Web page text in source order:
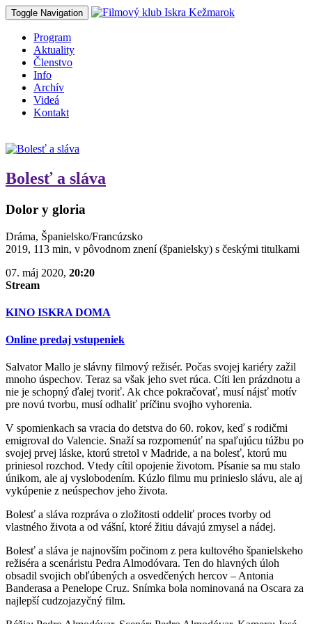
Toggle Navigation
Program
Aktuality
Členstvo
Info
Archív
Videá
Kontakt
Bolesť a sláva
Dolor y gloria
Dráma, Španielsko/Francúzsko
2019, 113 min, v pôvodnom znení (španielsky) s českými titulkami
07. máj 2020, 20:20
Stream
KINO ISKRA DOMA
Online predaj vstupeniek
Salvator Mallo je slávny filmový režisér. Počas svojej kariéry zažil
mnoho úspechov. Teraz sa však jeho svet rúca. Cíti len prázdnotu a
nie je schopný ďalej tvoriť. Ak chce pokračovať, musí nájsť motív
pre novú tvorbu, musí odhaliť príčinu svojho vyhorenia.
V spomienkach sa vracia do detstva do 60. rokov, keď s rodičmi
emigroval do Valencie. Snaží sa rozpomenúť na spaľujúcu túžbu po
svojej prvej láske, ktorú stretol v Madride, a na bolesť, ktorú mu
priniesol rozchod. Vtedy cítil opojenie životom. Písanie sa mu stalo
únikom, ale aj vyslobodením. Kúzlo filmu mu prinieslo slávu, ale aj
vykúpenie z neúspechov jeho života.
Bolesť a sláva rozpráva o zložitosti oddeliť proces tvorby od
vlastného života a od vášní, ktoré žitiu dávajú zmysel a nádej.
Bolesť a sláva je najnovším počinom z pera kultového španielskeho
režiséra a scenáristu Pedra Almodóvara. Ten do hlavných úloh
obsadil svojich obľúbených a osvedčených hercov – Antonia
Banderasa a Penelope Cruz. Snímka bola nominovaná na Oscara za
najlepší cudzojazyčný film.